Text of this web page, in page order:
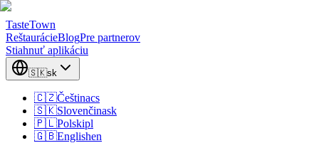
TasteTown
ReštaurácieBlogPre partnerov
Stiahnuť aplikáciu
🇸🇰sk
🇨🇿Češtinacs
🇸🇰Slovenčinask
🇵🇱Polskipl
🇬🇧Englishen